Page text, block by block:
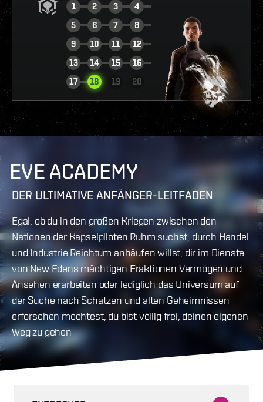
1
2 3
4
5
6 7
8
9
10 11
12
13
14 15
16
17
18 19 20
BERICHT ANSEHEN
EVE ACADEMY
DER ULTIMATIVE ANFÄNGER-LEITFADEN
Egal, ob du in den großen Kriegen zwischen den
Nationen der Kapselpiloten Ruhm suchst, durch Handel
und Industrie Reichtum anhäufen willst, dir im Dienste
von New Edens mächtigen Fraktionen Vermögen und
Ansehen erarbeiten oder lediglich das Universum auf
der Suche nach Schätzen und alten Geheimnissen
erforschen möchtest, du bist völlig frei, deinen eigenen
Weg zu gehen